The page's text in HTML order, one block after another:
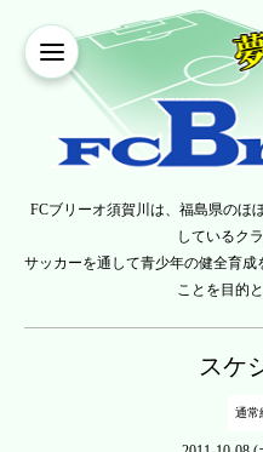
FCブリーオ須賀川は、福島県のほ
しているク
サッカーを通して青少年の健全育
ことを目的
スケ
通常